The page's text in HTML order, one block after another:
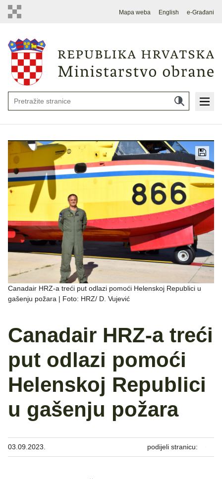
Mapa weba English e-Građani
Canadair HRZ-a treći put odlazi pomoći Helenskoj Republici u
gašenju požara | Foto: HRZ/ D. Vujević
Canadair HRZ-a treći
put odlazi pomoći
Helenskoj Republici
u gašenju požara
03.09.2023. podijeli stranicu: